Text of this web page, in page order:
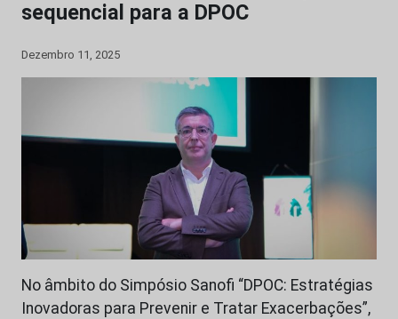
sequencial para a DPOC
Dezembro 11, 2025
No âmbito do Simpósio Sanofi “DPOC: Estratégias
Inovadoras para Prevenir e Tratar Exacerbações”,